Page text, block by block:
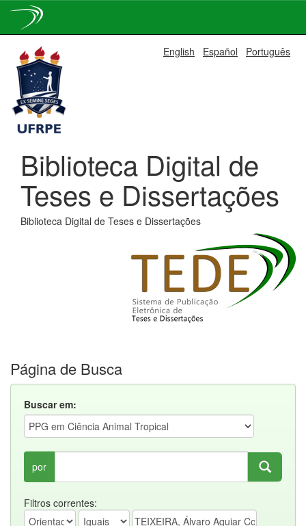
navigation
English Español Português
Biblioteca Digital de
Teses e Dissertações
Biblioteca Digital de Teses e Dissertações
Página de Busca
Buscar em:
por
Filtros correntes: